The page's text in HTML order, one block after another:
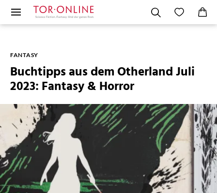
FANTASY
Buchtipps aus dem Otherland Juli
2023: Fantasy & Horror